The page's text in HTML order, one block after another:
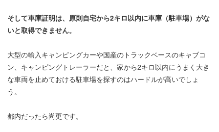
そして車庫証明は、原則自宅から2キロ以内に車庫（駐車場）がな
いと取得できません。
大型の輸入キャンピングカーや国産のトラックベースのキャブコ
ン、キャンピングトレーラーだと、家から2キロ以内にうまく大き
な車両を止めておける駐車場を探すのはハードルが高いでしょ
う。
都内だったら尚更です。